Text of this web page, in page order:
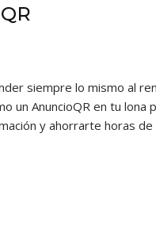
siempre lo mismo al
un AnuncioQR en tu lona
y ahorrarte horas de